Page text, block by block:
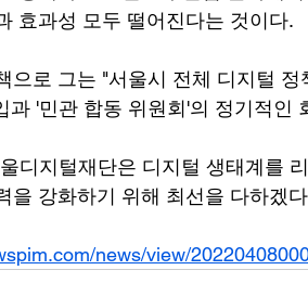
효과성 모두 떨어진다는 것이다.
으로 그는 "서울시 전체 디지털
과 '민관 합동 위원회'의 정기적인
디지털재단은 디지털 생태계를
을 강화하기 위해 최선을 다하겠
news/view/